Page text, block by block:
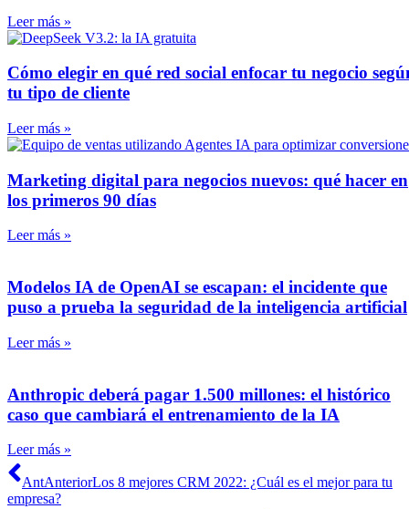
Leer más »
Cómo elegir en qué red social enfocar tu negocio
tu tipo de cliente
Leer más »
Marketing digital para negocios nuevos: qué hacer en
los primeros 90 días
Leer más »
Modelos IA de OpenAI se escapan: el incidente que
puso a prueba la seguridad de la inteligencia artificial
Leer más »
Anthropic deberá pagar 1.500 millones: el histórico
caso que cambiará el entrenamiento de la IA
Leer más »
AntAnteriorLos 8 mejores CRM 2022: ¿Cuál es el mejor para tu
empresa?